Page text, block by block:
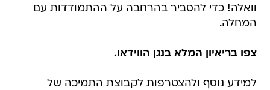
וואלה! כדי להסביר בהרחבה על ההתמודדות עם
המחלה.
צפו בריאיון המלא בנגן הווידאו.
למידע נוסף ולהצטרפות לקבוצת התמיכה של